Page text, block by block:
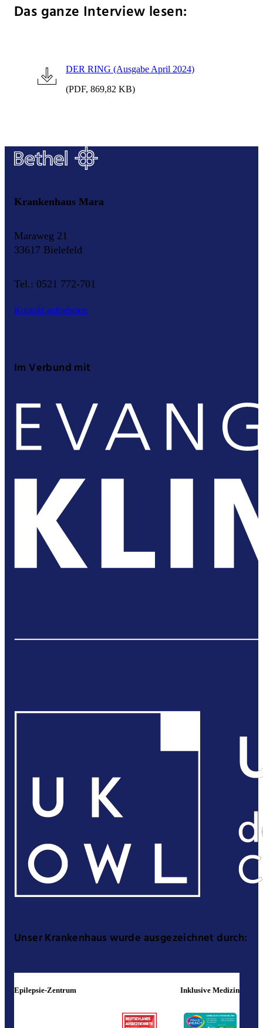
Das ganze Interview lesen:
DER RING (Ausgabe April 2024)
(PDF, 869,82 KB)
Krankenhaus Mara
Maraweg 21
33617 Bielefeld
Tel.: 0521 772-701
Kontakt aufnehmen
Im Verbund mit
Unser Krankenhaus wurde ausgezeichnet durch:
Epilepsie-Zentrum Inklusive Medizin